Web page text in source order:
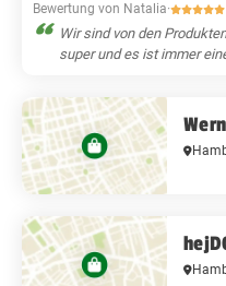
Bewertung von Natalia·
Wir sind von den
super und es ist immer